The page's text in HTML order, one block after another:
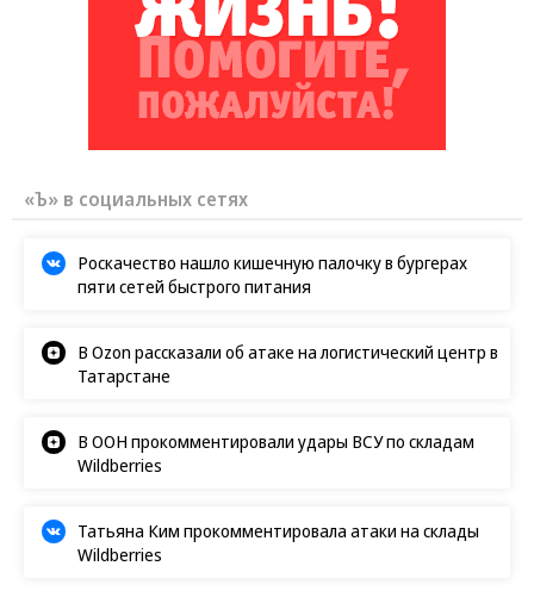
Зеленский неожиданно высказался о
возвращении Крыма
Заставим раскаяться: союзник России
дал грозное обещание
Роскачество нашло кишечную палочку в бургерах